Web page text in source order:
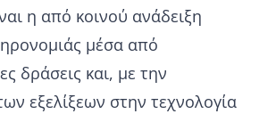
η από κοινού ανάδειξη
μέσα από
δράσεις και, με την
εξελίξεων στην τεχνολογία